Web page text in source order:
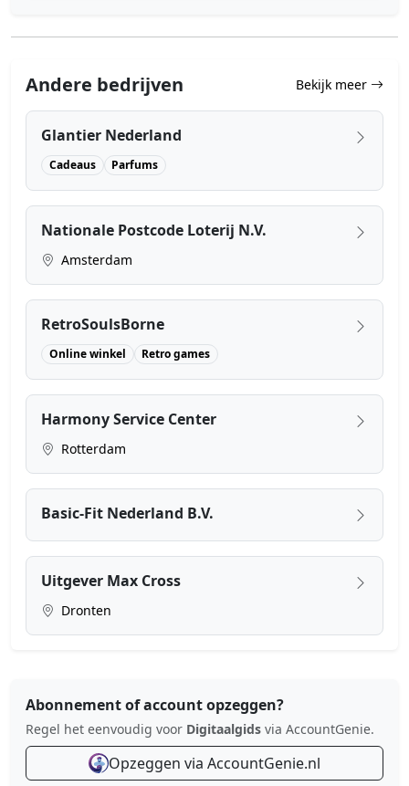
Andere bedrijven Bekijk meer
Glantier Nederland
Cadeaus Parfums
Nationale Postcode Loterij N.V.
Amsterdam
RetroSoulsBorne
Online winkel Retro games
Harmony Service Center
Rotterdam
Basic-Fit Nederland B.V.
Uitgever Max Cross
Dronten
Abonnement of account opzeggen?
Regel het eenvoudig voor Digitaalgids via AccountGenie.
Opzeggen via AccountGenie.nl